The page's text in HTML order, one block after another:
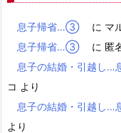
息子帰省…③ に マ
息子帰省…③
に 匿
息子の結婚・引越し…
コ より
息子の結婚・引越し…
より